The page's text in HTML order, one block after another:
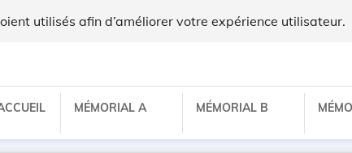
utilisés afin d’améliorer votre expérience utilisateur.
MÉMORIAL A MÉMORIAL B